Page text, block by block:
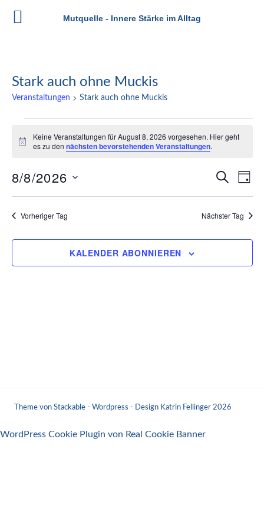
Stark auch ohne Muckis
Veranstaltungen Stark auch ohne Muckis
Veranstaltungen
für
August
8,
2026
Hinweis
Keine Veranstaltungen für August 8, 2026 vorgesehen. Hier geht
es zu den nächsten bevorstehenden Veranstaltungen.
und
SUCHE
TAG
8/8/2026
Vorheriger Tag Nächster Tag
KALENDER ABONNIEREN
Theme von Stackable - Wordpress - Design Katrin Fellinger 2026
Mutquelle - Innere Stärke im Alltag
WordPress Cookie Plugin von Real Cookie Banner